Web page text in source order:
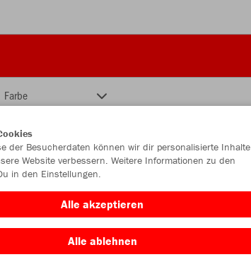
Farbe
der Besucherdaten können wir dir personalisierte Inhalte
Website verbessern. Weitere Informationen zu den
in den Einstellungen.
Alle akzeptieren
Alle ablehnen